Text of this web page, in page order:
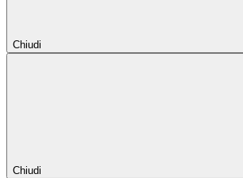
Chiudi
Chiudi